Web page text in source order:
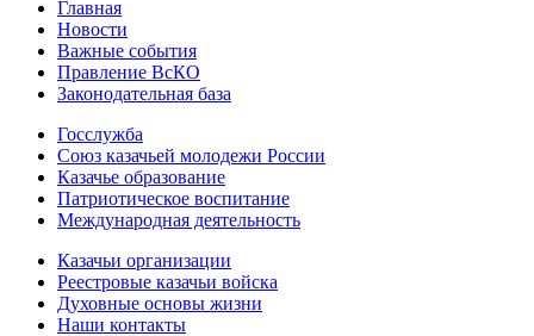
Главная
Новости
Важные события
Правление ВсКО
Законодательная база
Госслужба
Союз казачьей молодежи России
Казачье образование
Патриотическое воспитание
Международная деятельность
Казачьи организации
Реестровые казачьи войска
Духовные основы жизни
Наши контакты